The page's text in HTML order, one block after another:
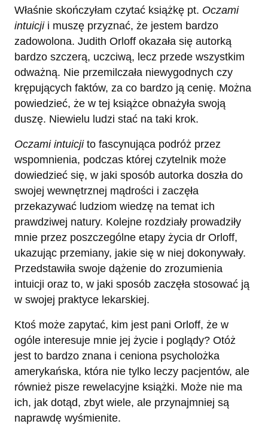
Właśnie skończyłam czytać książkę pt. Oczami
intuicjii muszę przyznać, że jestem bardzo
zadowolona. Judith Orloff okazała się autorką
bardzo szczerą, uczciwą, lecz przede wszystkim
odważną. Nie przemilczała niewygodnych czy
krępujących faktów, za co bardzo ją cenię. Można
powiedzieć, że w tej książce obnażyła swoją
duszę. Niewielu ludzi stać na taki krok.
Oczami intuicjito fascynująca podróż przez
wspomnienia, podczas której czytelnik może
dowiedzieć się, w jaki sposób autorka doszła do
swojej wewnętrznej mądrości i zaczęła
przekazywać ludziom wiedzę na temat ich
prawdziwej natury. Kolejne rozdziały prowadziły
mnie przez poszczególne etapy życia dr Orloff,
ukazując przemiany, jakie się w niej dokonywały.
Przedstawiła swoje dążenie do zrozumienia
intuicji oraz to, w jaki sposób zaczęła stosować ją
w swojej praktyce lekarskiej.
Ktoś może zapytać, kim jest pani Orloff, że w
ogóle interesuje mnie jej życie i poglądy? Otóż
jest to bardzo znana i ceniona psycholożka
amerykańska, która nie tylko leczy pacjentów, ale
również pisze rewelacyjne książki. Może nie ma
ich, jak dotąd, zbyt wiele, ale przynajmniej są
naprawdę wyśmienite.